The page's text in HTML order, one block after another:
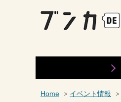
Home イベント情報